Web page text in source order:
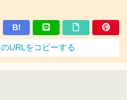
B!
URLをコピーする